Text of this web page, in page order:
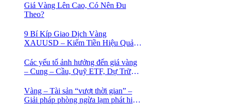
Giá Vàng Lên Cao, Có Nên Đu
Theo?
9 Bí Kíp Giao Dịch Vàng
XAUUSD – Kiếm Tiền Hiệu Quả
Các yếu tố ảnh hưởng đến giá vàng
– Cung – Cầu, Quỹ ETF, Dự Trữ
Vàng – Tài sản “vượt thời gian” –
Giải pháp phòng ngừa lạm phát hiệu